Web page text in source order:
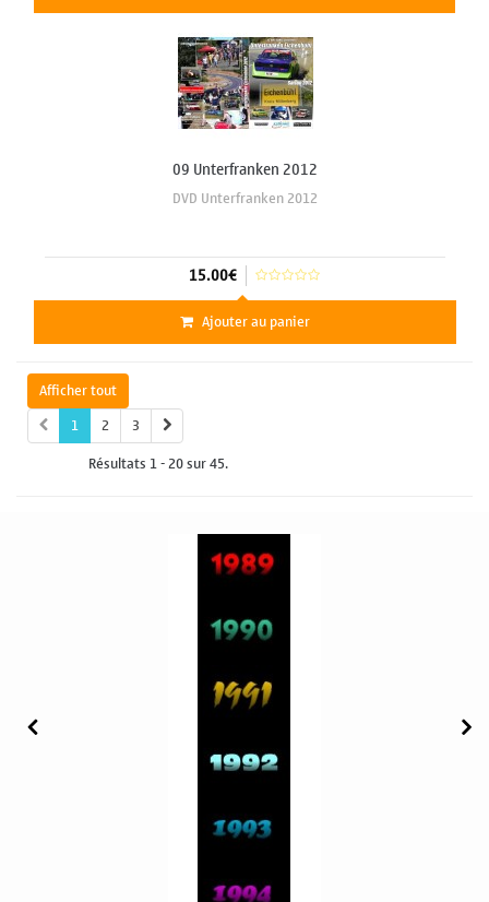
09 Unterfranken 2012
DVD Unterfranken 2012
15.00€
Ajouter au panier
Afficher tout
1
2
3
Résultats 1 - 20 sur 45.